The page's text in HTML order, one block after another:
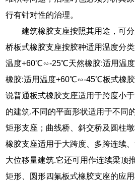
行有针对性的治理。
建筑橡胶支座按照其用途，可
桥板式橡胶支座按胶种适用温度分
温度+60℃∽-25℃天然橡胶:适用温
橡胶:适用温度+60℃∽-45℃板式橡
说普通板式橡胶支座适用于跨度小
的建筑.不同的平面形状适用于不同
矩形支座；曲线桥、斜交桥及圆柱
橡胶支座适用于大跨度、多跨连续
大位移量建筑.它还可用作连续梁顶
矩形、圆形四氟板式橡胶支座的应